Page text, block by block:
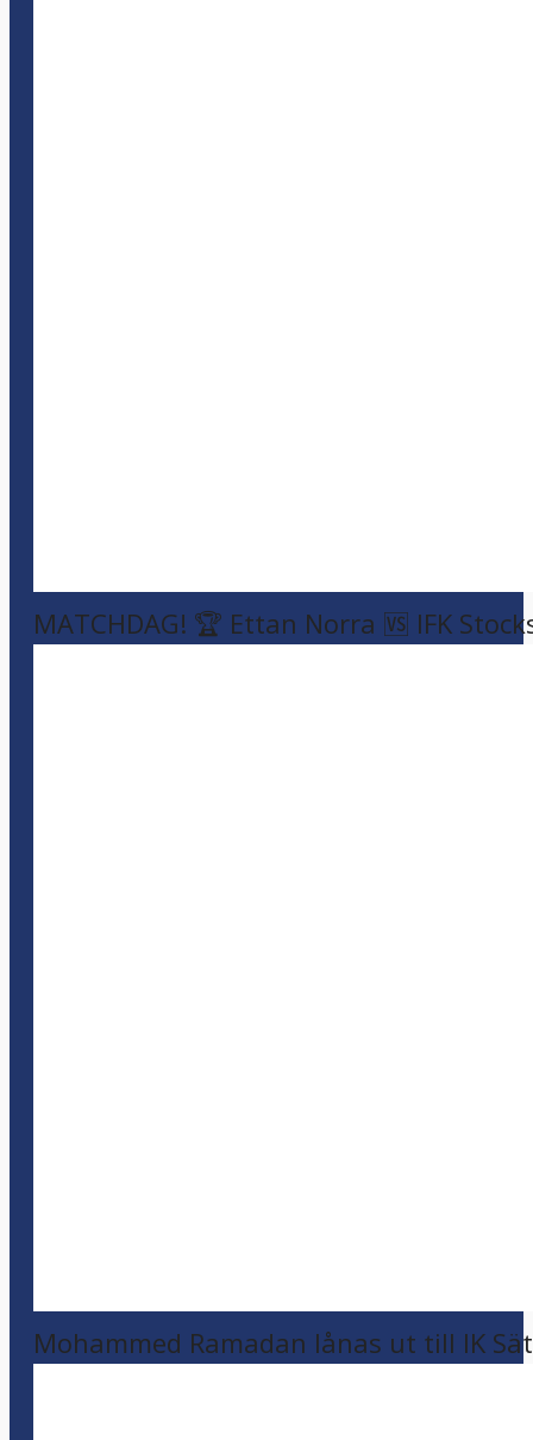
MATCHDAG! 🏆 Ettan Norra 🆚 IFK
Mohammed Ramadan lånas ut till IK